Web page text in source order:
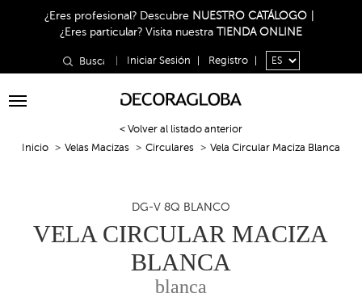
¿Eres profesional? Descubre NUESTRO CATÁLOGO
¿Eres particular? Visita nuestra TIENDA ONLINE
Iniciar Sesión Registro
Toggle
< Volver al listado anterior
Inicio
Velas Macizas Circulares Vela Circular Maciza Blanca
DG-V 8Q BLANCO
VELA CIRCULAR MACIZA
BLANCA
blanca